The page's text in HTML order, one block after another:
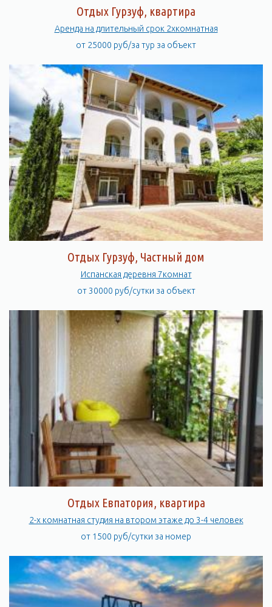
Отдых Гурзуф, квартира
Аренда на длительный срок 2хкомнатная
от 25000 руб/за тур за объект
Отдых Гурзуф, Частный дом
Испанская деревня 7комнат
от 30000 руб/сутки за объект
Отдых Евпатория, квартира
2-х комнатная студия на втором этаже до 3-4 человек
от 1500 руб/сутки за номер